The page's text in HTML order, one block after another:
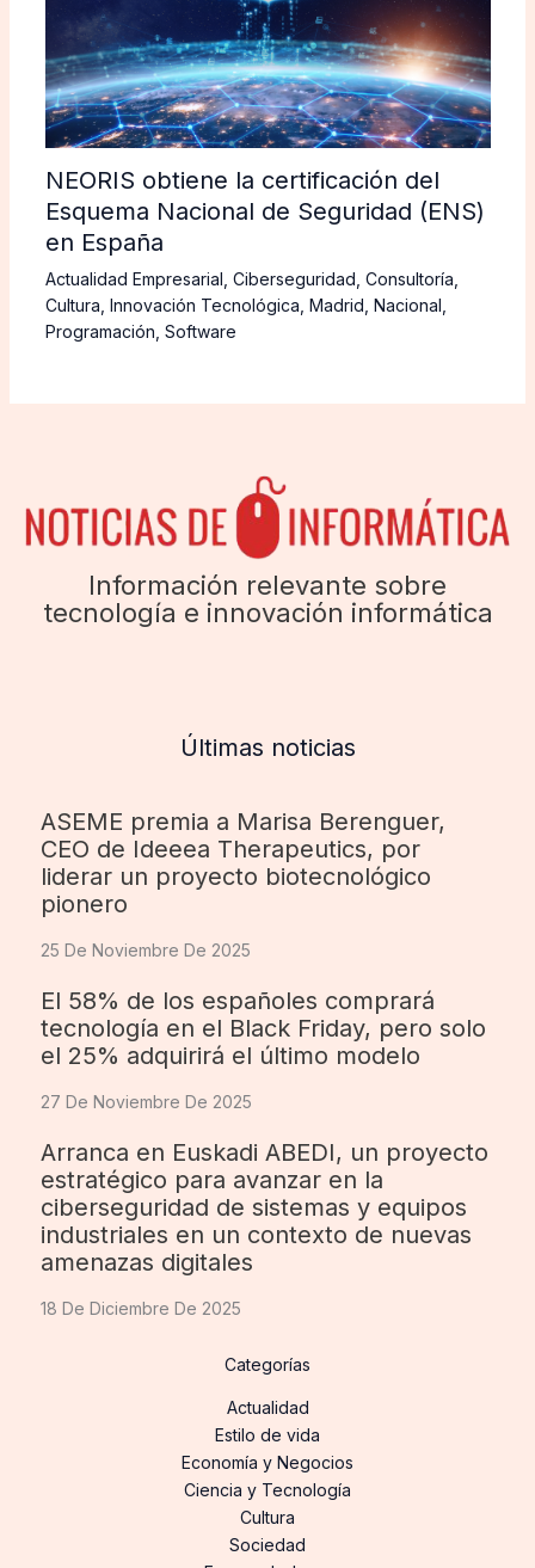
NEORIS obtiene la certificación del
Esquema Nacional de Seguridad (ENS)
en España
Actualidad Empresarial Ciberseguridad Consultoría
Cultura Innovación Tecnológica Madrid Nacional
Programación Software
Información relevante sobre
tecnología e innovación informática
Últimas noticias
ASEME premia a Marisa Berenguer,
CEO de Ideeea Therapeutics, por
liderar un proyecto biotecnológico
pionero
25 De Noviembre De 2025
El 58% de los españoles comprará
tecnología en el Black Friday, pero solo
el 25% adquirirá el último modelo
27 De Noviembre De 2025
Arranca en Euskadi ABEDI, un proyecto
estratégico para avanzar en la
ciberseguridad de sistemas y equipos
industriales en un contexto de nuevas
amenazas digitales
18 De Diciembre De 2025
Categorías
Actualidad
Estilo de vida
Economía y Negocios
Ciencia y Tecnología
Cultura
Sociedad